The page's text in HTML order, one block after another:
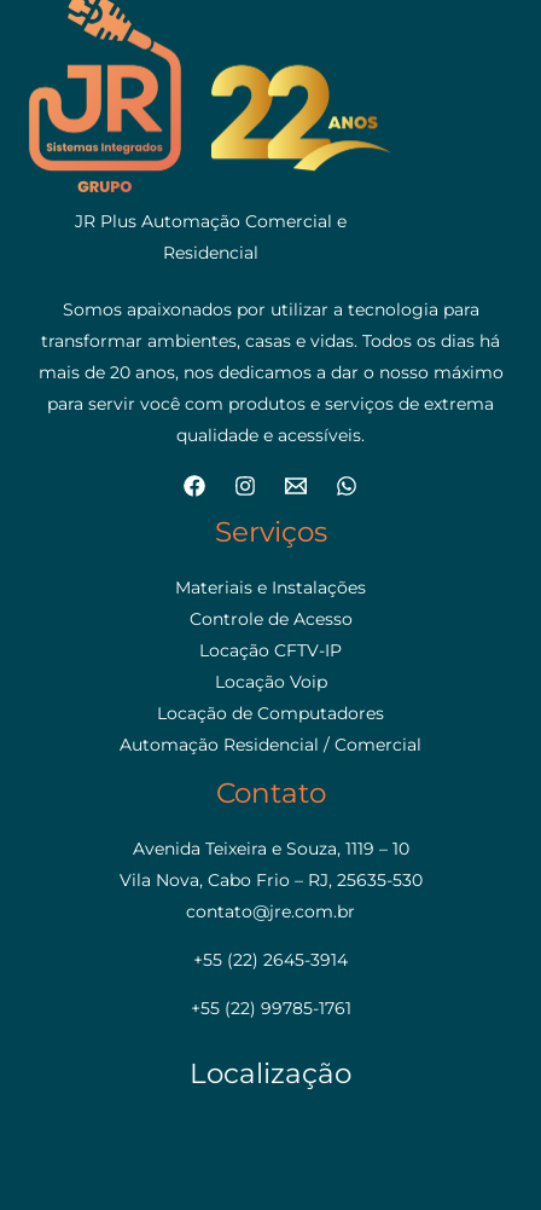
JR Plus Automação Comercial e
Residencial
Somos apaixonados por utilizar a tecnologia para
transformar ambientes, casas e vidas. Todos os dias há
mais de 20 anos, nos dedicamos a dar o nosso máximo
para servir você com produtos e serviços de extrema
qualidade e acessíveis.
Serviços
Materiais e Instalações
Controle de Acesso
Locação CFTV-IP
Locação Voip
Locação de Computadores
Automação Residencial / Comercial
Contato
Avenida Teixeira e Souza, 1119 – 10
Vila Nova, Cabo Frio – RJ, 25635-530
contato@jre.com.br
+55 (22) 2645-3914
+55 (22) 99785-1761
Localização